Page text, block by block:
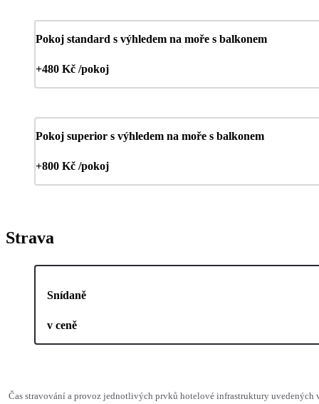
Pokoj standard s výhledem na moře s balkonem
+480 Kč /pokoj
Pokoj superior s výhledem na moře s balkonem
+800 Kč /pokoj
Strava
Snídaně
v ceně
Čas stravování a provoz jednotlivých prvků hotelové infrastruktury uvedených